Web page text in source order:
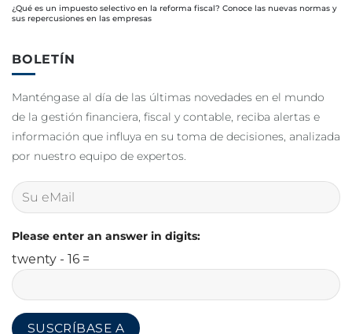
¿Qué es un impuesto selectivo en la reforma fiscal? Conoce las nuevas normas y
sus repercusiones en las empresas
BOLETÍN
Manténgase al día de las últimas novedades en el mundo
de la gestión financiera, fiscal y contable, reciba alertas e
información que influya en su toma de decisiones, analizada
por nuestro equipo de expertos.
Please enter an answer in digits:
twenty - 16 =